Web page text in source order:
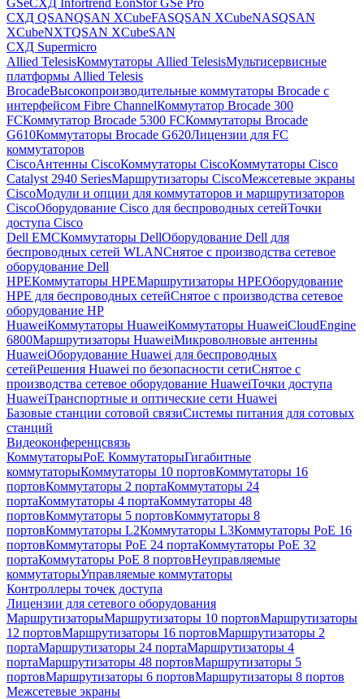
СХД QSANQSAN XCubeFASQSAN XCubeNASQSAN
XCubeNXTQSAN XCubeSAN
СХД Supermicro
Allied TelesisКоммутаторы Allied TelesisМультисервисные
платформы Allied Telesis
BrocadeВысокопроизводительные коммутаторы Brocade с
интерфейсом Fibre ChannelКоммутатор Brocade 300
FCКоммутатор Brocade 5300 FCКоммутаторы Brocade
G610Коммутаторы Brocade G620Лицензии для FC
коммутаторов
CiscoАнтенны CiscoКоммутаторы CiscoКоммутаторы Cisco
Catalyst 2940 SeriesМаршрутизаторы CiscoМежсетевые экраны
CiscoМодули и опции для коммутаторов и маршрутизаторов
CiscoОборудование Cisco для беспроводных сетейТочки
доступа Cisco
Dell EMCКоммутаторы DellОборудование Dell для
беспроводных сетей WLANСнятое с производства сетевое
оборудование Dell
HPEКоммутаторы HPEМаршрутизаторы HPEОборудование
HPE для беспроводных сетейСнятое с производства сетевое
оборудование HP
HuaweiКоммутаторы HuaweiКоммутаторы HuaweiCloudEngine
6800Маршрутизаторы HuaweiМикроволновые антенны
HuaweiОборудование Huawei для беспроводных
сетейРешения Huawei по безопасности сетиСнятое с
производства сетевое оборудование HuaweiТочки доступа
HuaweiТранспортные и оптические сети Huawei
Базовые станции сотовой связиСистемы питания для сотовых
станций
Видеоконференцсвязь
КоммутаторыPoE КоммутаторыГигабитные
коммутаторыКоммутаторы 10 портовКоммутаторы 16
портовКоммутаторы 2 портаКоммутаторы 24
портаКоммутаторы 4 портаКоммутаторы 48
портовКоммутаторы 5 портовКоммутаторы 8
портовКоммутаторы L2Коммутаторы L3Коммутаторы PoE 16
портовКоммутаторы PoE 24 портаКоммутаторы PoE 32
портаКоммутаторы PoE 8 портовНеуправляемые
коммутаторыУправляемые коммутаторы
Контроллеры точек доступа
Лицензии для сетевого оборудования
МаршрутизаторыМаршрутизаторы 10 портовМаршрутизаторы
12 портовМаршрутизаторы 16 портовМаршрутизаторы 2
портаМаршрутизаторы 24 портаМаршрутизаторы 4
портаМаршрутизаторы 48 портовМаршрутизаторы 5
портовМаршрутизаторы 6 портовМаршрутизаторы 8 портов
Межсетевые экраны